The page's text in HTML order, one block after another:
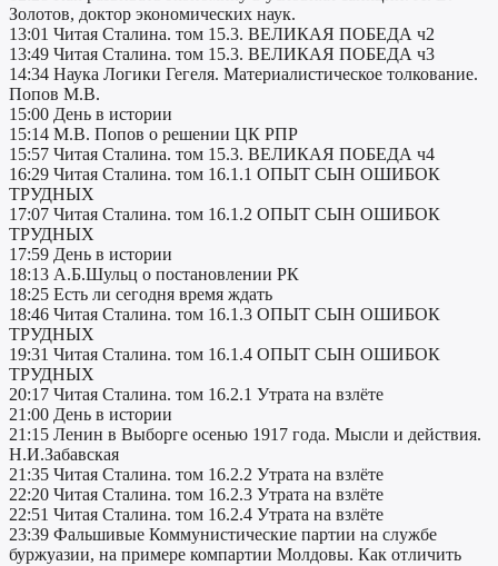
Золотов, доктор экономических наук.
13:01 Читая Сталина. том 15.3. ВЕЛИКАЯ ПОБЕДА ч2
13:49 Читая Сталина. том 15.3. ВЕЛИКАЯ ПОБЕДА ч3
14:34 Наука Логики Гегеля. Материалистическое толкование.
Попов М.В.
15:00 День в истории
15:14 М.В. Попов о решении ЦК РПР
15:57 Читая Сталина. том 15.3. ВЕЛИКАЯ ПОБЕДА ч4
16:29 Читая Сталина. том 16.1.1 ОПЫТ СЫН ОШИБОК
ТРУДНЫХ
17:07 Читая Сталина. том 16.1.2 ОПЫТ СЫН ОШИБОК
ТРУДНЫХ
17:59 День в истории
18:13 А.Б.Шульц о постановлении РК
18:25 Есть ли сегодня время ждать
18:46 Читая Сталина. том 16.1.3 ОПЫТ СЫН ОШИБОК
ТРУДНЫХ
19:31 Читая Сталина. том 16.1.4 ОПЫТ СЫН ОШИБОК
ТРУДНЫХ
20:17 Читая Сталина. том 16.2.1 Утрата на взлёте
21:00 День в истории
21:15 Ленин в Выборге осенью 1917 года. Мысли и действия.
Н.И.Забавская
21:35 Читая Сталина. том 16.2.2 Утрата на взлёте
22:20 Читая Сталина. том 16.2.3 Утрата на взлёте
22:51 Читая Сталина. том 16.2.4 Утрата на взлёте
23:39 Фальшивые Коммунистические партии на службе
буржуазии, на примере компартии Молдовы. Как отличить